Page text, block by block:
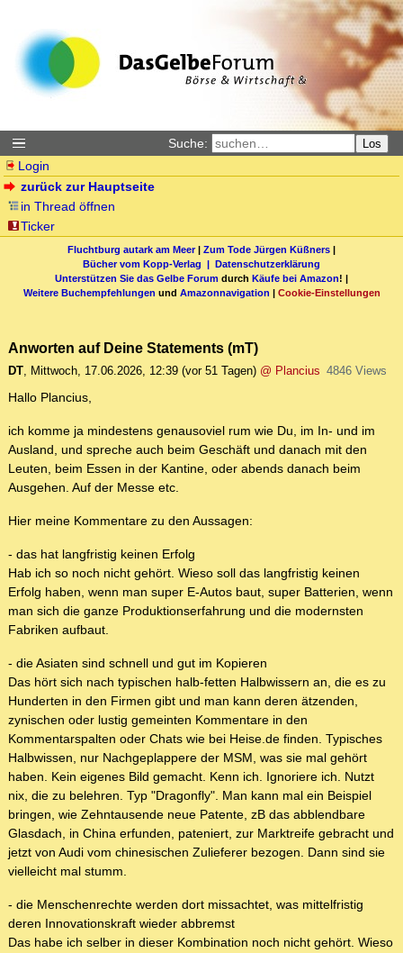
Suche: Los
Login
zurück zur Hauptseite
in Thread öffnen
Ticker
Fluchtburg autark am Meer| Zum Tode Jürgen Küßners |
Bücher vom Kopp-Verlag | Datenschutzerklärung
Unterstützen Sie das Gelbe Forum durch Käufe bei Amazon! |
Weitere Buchempfehlungen und Amazonnavigation | Cookie-Einstellungen
Anworten auf Deine Statements (mT)
DT, Mittwoch, 17.06.2026, 12:39 (vor 51 Tagen) @ Plancius 4846 Views
Hallo Plancius,
ich komme ja mindestens genausoviel rum wie Du, im In- und im
Ausland, und spreche auch beim Geschäft und danach mit den
Leuten, beim Essen in der Kantine, oder abends danach beim
Ausgehen. Auf der Messe etc.
Hier meine Kommentare zu den Aussagen:
- das hat langfristig keinen Erfolg
Hab ich so noch nicht gehört. Wieso soll das langfristig keinen
Erfolg haben, wenn man super E-Autos baut, super Batterien, wenn
man sich die ganze Produktionserfahrung und die modernsten
Fabriken aufbaut.
- die Asiaten sind schnell und gut im Kopieren
Das hört sich nach typischen halb-fetten Halbwissern an, die es zu
Hunderten in den Firmen gibt und man kann deren ätzenden,
zynischen oder lustig gemeinten Kommentare in den
Kommentarspalten oder Chats wie bei Heise.de finden. Typisches
Halbwissen, nur Nachgeplappere der MSM, was sie mal gehört
haben. Kein eigenes Bild gemacht. Kenn ich. Ignoriere ich. Nutzt
nix, die zu belehren. Typ "Dragonfly". Man kann mal ein Beispiel
bringen, wie Zehntausende neue Patente, zB das abblendbare
Glasdach, in China erfunden, pateniert, zur Marktreife gebracht und
jetzt von Audi vom chinesischen Zulieferer bezogen. Dann sind sie
vielleicht mal stumm.
- die Menschenrechte werden dort missachtet, was mittelfristig
deren Innovationskraft wieder abbremst
Das habe ich selber in dieser Kombination noch nicht gehört. Wieso